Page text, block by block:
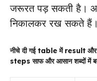
जरूरत पड़ सकती है।
निकालकर रख सकते हैं।
नीचे दी गई table में result
steps साफ और आसान शब्दों में